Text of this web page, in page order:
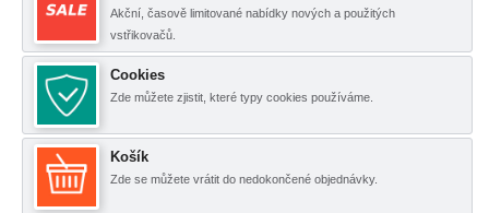
Akční, časově limitované nabídky nových a použitých
vstřikovačů.
Cookies
Zde můžete zjistit, které typy cookies používáme.
Košík
Zde se můžete vrátit do nedokončené objednávky.